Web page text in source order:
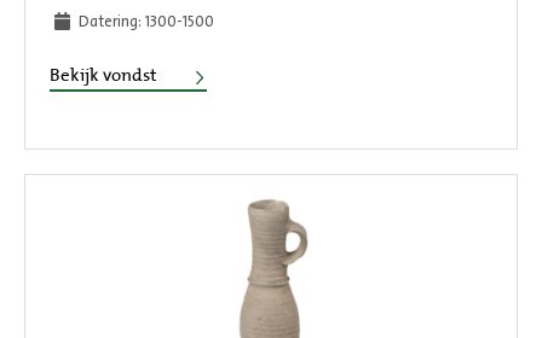
Datering: 1300-1500
Bekijk vondst Veldfles